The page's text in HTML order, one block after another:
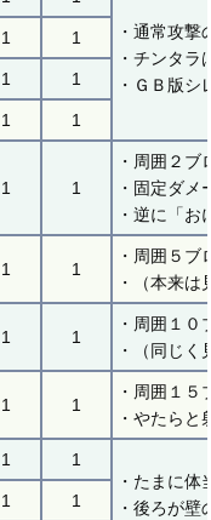
・通常攻撃
・チンタ
・ＧＢ版
1 1
1 1
1 1
1 1
・周囲２
・固定ダ
・逆に「
1 1
・周囲５
・（本来
1 1
・周囲１
・（同じ
1 1
・周囲１
・やたら
1
1
・たまに
・後ろが壁
1 1